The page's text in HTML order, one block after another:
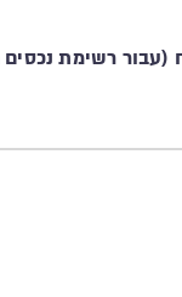
(עבור רשימת נכסים